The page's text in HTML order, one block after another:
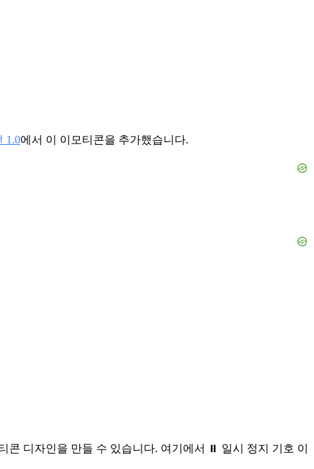
1.0에서 이 이모티콘을 추가했습니다.
디자인을 만들 수 있습니다. 여기에서 ⏸️ 일시 정지 기호 이